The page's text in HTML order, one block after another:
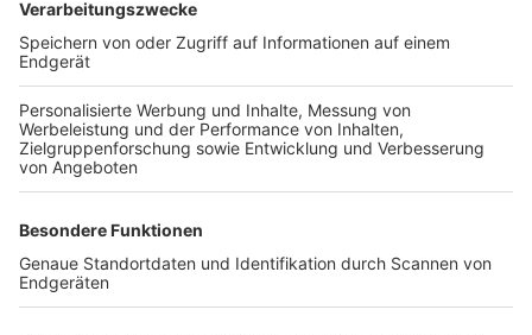
TOP-VEREINE
TOP-PARTNER